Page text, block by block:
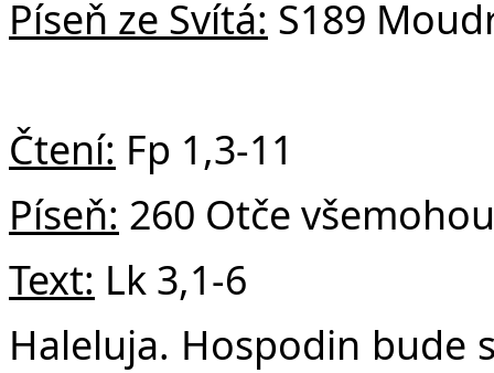
Píseň ze Svítá: S189
Čtení: Fp 1,3-11
Píseň: 260 Otče
Text: Lk 3,1-6
Haleluja. Hospodin bude